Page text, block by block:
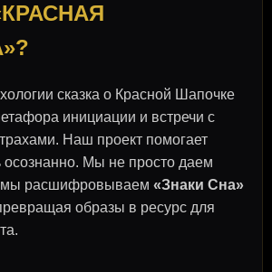
сказка о Красной Шапочке
инициации и встречи с
Наш проект помогает
осознанно. Мы не просто даем
расшифровываем «Знаки Сна»
образы в ресурс для